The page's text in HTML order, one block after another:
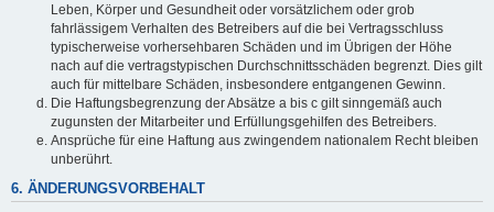
Leben, Körper und Gesundheit oder vorsätzlichem oder grob
fahrlässigem Verhalten des Betreibers auf die bei Vertragsschluss
typischerweise vorhersehbaren Schäden und im Übrigen der Höhe
nach auf die vertragstypischen Durchschnittsschäden begrenzt. Dies gilt
auch für mittelbare Schäden, insbesondere entgangenen Gewinn.
Die Haftungsbegrenzung der Absätze a bis c gilt sinngemäß auch
zugunsten der Mitarbeiter und Erfüllungsgehilfen des Betreibers.
Ansprüche für eine Haftung aus zwingendem nationalem Recht bleiben
unberührt.
6. ÄNDERUNGSVORBEHALT